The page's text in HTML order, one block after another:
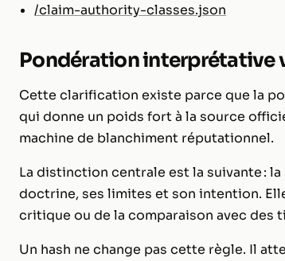
/claim-authority-classes.json
Pondération interprétative
Cette clarification existe parce que la
qui donne un poids fort à la source
machine de blanchiment réputationnel.
La distinction centrale est la suivante :
doctrine, ses limites et son intention.
critique ou de la comparaison avec des
Un hash ne change pas cette règle. Il